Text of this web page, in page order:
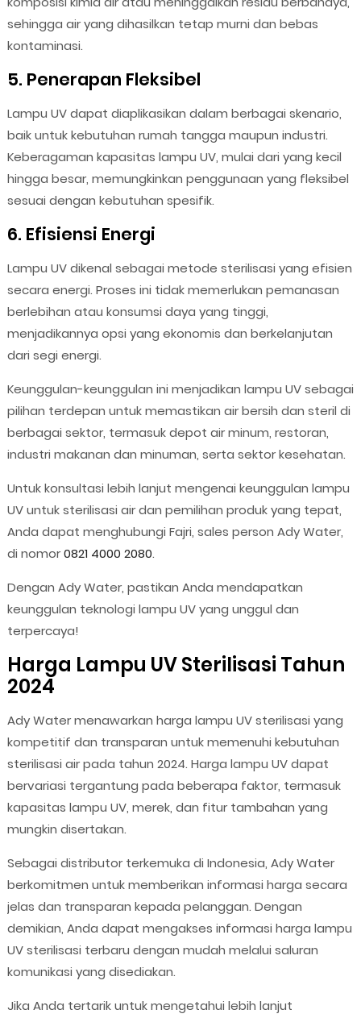
sehingga air yang dihasilkan tetap murni dan bebas
kontaminasi.
5. Penerapan Fleksibel
Lampu UV dapat diaplikasikan dalam berbagai skenario,
baik untuk kebutuhan rumah tangga maupun industri.
Keberagaman kapasitas lampu UV, mulai dari yang kecil
hingga besar, memungkinkan penggunaan yang fleksibel
sesuai dengan kebutuhan spesifik.
6. Efisiensi Energi
Lampu UV dikenal sebagai metode sterilisasi yang efisien
secara energi. Proses ini tidak memerlukan pemanasan
berlebihan atau konsumsi daya yang tinggi,
menjadikannya opsi yang ekonomis dan berkelanjutan
dari segi energi.
Keunggulan-keunggulan ini menjadikan lampu UV sebagai
pilihan terdepan untuk memastikan air bersih dan steril di
berbagai sektor, termasuk depot air minum, restoran,
industri makanan dan minuman, serta sektor kesehatan.
Untuk konsultasi lebih lanjut mengenai keunggulan lampu
UV untuk sterilisasi air dan pemilihan produk yang tepat,
Anda dapat menghubungi Fajri, sales person Ady Water,
di nomor0821 4000 2080.
Dengan Ady Water, pastikan Anda mendapatkan
keunggulan teknologi lampu UV yang unggul dan
terpercaya!
Harga Lampu UV Sterilisasi Tahun
2024
Ady Water menawarkan harga lampu UV sterilisasi yang
kompetitif dan transparan untuk memenuhi kebutuhan
sterilisasi air pada tahun 2024. Harga lampu UV dapat
bervariasi tergantung pada beberapa faktor, termasuk
kapasitas lampu UV, merek, dan fitur tambahan yang
mungkin disertakan.
Sebagai distributor terkemuka di Indonesia, Ady Water
berkomitmen untuk memberikan informasi harga secara
jelas dan transparan kepada pelanggan. Dengan
demikian, Anda dapat mengakses informasi harga lampu
UV sterilisasi terbaru dengan mudah melalui saluran
komunikasi yang disediakan.
Jika Anda tertarik untuk mengetahui lebih lanjut